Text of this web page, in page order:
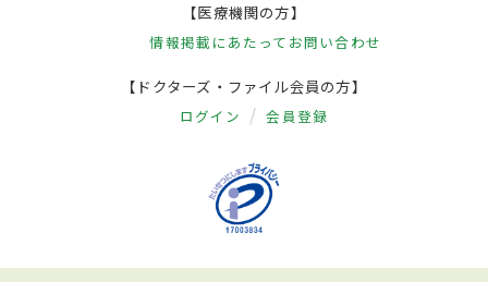
【医療機関の方】
情報掲載にあたって お問い合わせ
【ドクターズ・ファイル会員の方】
ログイン 会員登録